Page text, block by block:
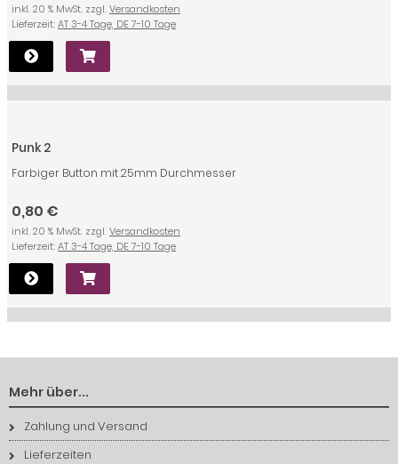
inkl. 20 % MwSt. zzgl.Versandkosten
Lieferzeit:AT 3-4 Tage, DE 7-10 Tage
Punk 2
Farbiger Button mit 25mm Durchmesser
0,80 €
inkl. 20 % MwSt. zzgl.Versandkosten
Lieferzeit:AT 3-4 Tage, DE 7-10 Tage
Mehr über...
Zahlung und Versand
Lieferzeiten